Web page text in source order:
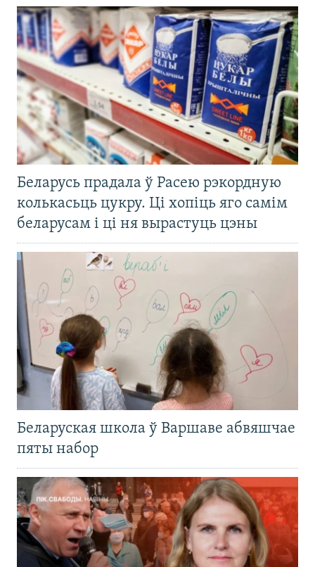
Беларусь прадала ў Расею рэкордную
колькасьць цукру. Ці хопіць яго самім
беларусам і ці ня вырастуць цэны
Беларуская школа ў Варшаве абвяшчае
пяты набор